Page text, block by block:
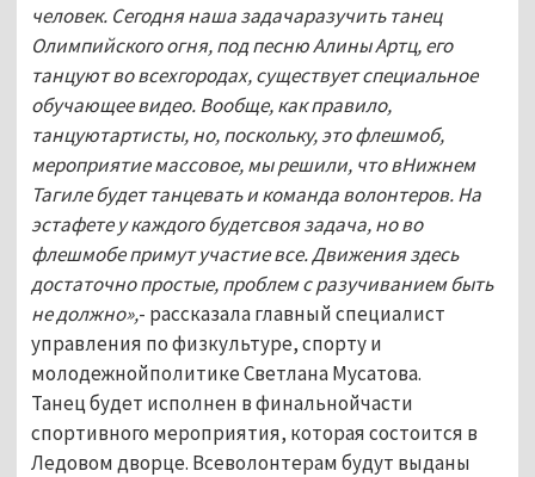
человек. Сегодня наша задачаразучить танец
Олимпийского огня, под песню Алины Артц, его
танцуют во всехгородах, существует специальное
обучающее видео. Вообще, как правило,
танцуютартисты, но, поскольку, это флешмоб,
мероприятие массовое, мы решили, что вНижнем
Тагиле будет танцевать и команда волонтеров. На
эстафете у каждого будетсвоя задача, но во
флешмобе примут участие все. Движения здесь
достаточно простые, проблем с разучиванием быть
не должно»,- рассказала главный специалист
управления по физкультуре, спорту и
молодежнойполитике Светлана Мусатова.
Танец будет исполнен в финальнойчасти
спортивного мероприятия, которая состоится в
Ледовом дворце. Всеволонтерам будут выданы